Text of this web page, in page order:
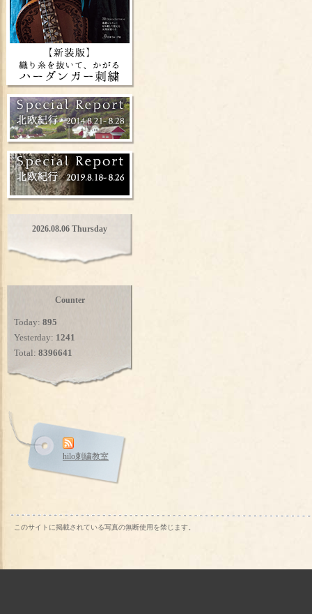
2026.08.06 Thursday
Counter
Today: 895
Yesterday: 1241
Total: 8396641
hilo刺繍教室
このサイトに掲載されている写真の無断使用を禁じます。